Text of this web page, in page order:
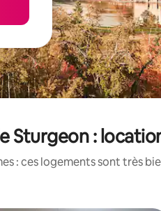
Sturgeon :
: ces logements sont très